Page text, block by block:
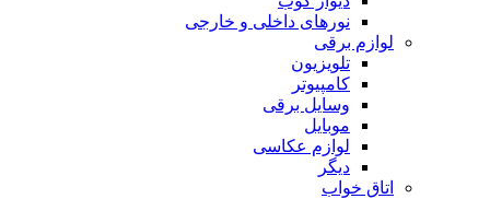
نورهای داخلی و خارجی
لوازم برقی
تلویزیون
کامپیوتر
وسایل برقی
موبایل
لوازم عکاسی
دیگر
اتاق خواب